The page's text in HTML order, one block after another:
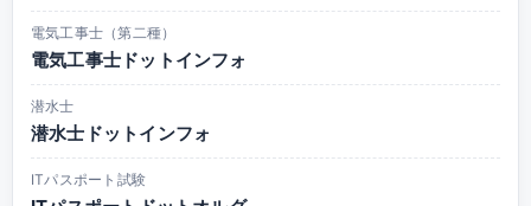
電気工事士（第二種）
電気工事士ドットインフォ
潜水士
潜水士ドットインフォ
ITパスポート試験